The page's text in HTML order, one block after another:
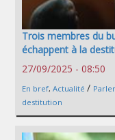
Trois membres du
échappent à la
27/09/2025 - 08:50
En bref, Actualité /
destitution